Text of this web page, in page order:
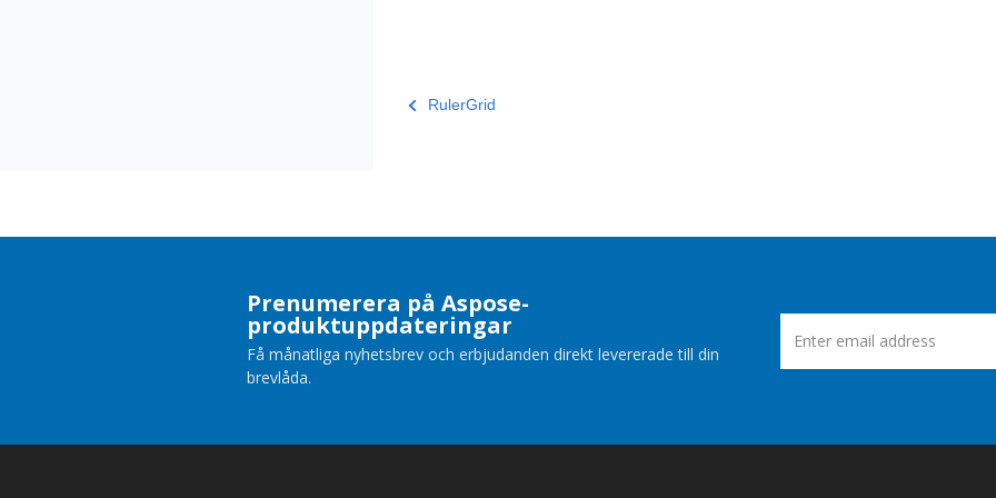
RulerGrid
Prenumerera på Aspose-
produktuppdateringar
Få månatliga nyhetsbrev och erbjudanden direkt levererade till din
brevlåda.